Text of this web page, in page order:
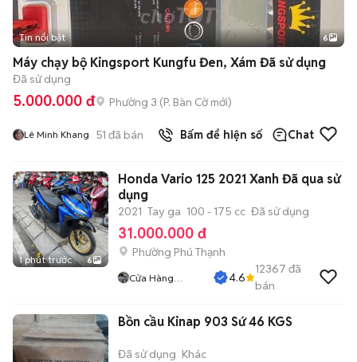
+2
Tin nổi bật 6
Máy chạy bộ Kingsport Kungfu Đen, Xám Đã sử dụng
Đã sử dụng
5.000.000 đ Phường 3 (P. Bàn Cờmới)
Lê Minh Khang 51 đã bán Bấm để hiện số Chat
1 phút trước 6
Honda Vario 125 2021 Xanh Đã qua sử
dụng
2021 Tay ga 100 - 175 cc Đã sử dụng
31.000.000 đ
Phường Phú Thạnh
Cửa Hàng
4.6
12367 đã
bán
Bồn cầu Kinap 903 Sứ 46 KGS
Đã sử dụng Khác